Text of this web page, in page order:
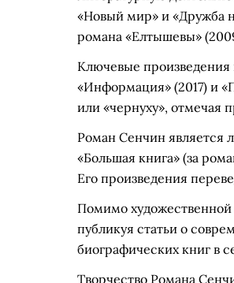
«Новый мир» и «Дружба
романа «Елтышевы»
Ключевые произведения
«Информация» (2017) и
или «чернуху», отмечая
Роман Сенчин является
«Большая книга» (за
Его произведения
Помимо художественной
публикуя статьи о
биографических книг в
Творчество Романа